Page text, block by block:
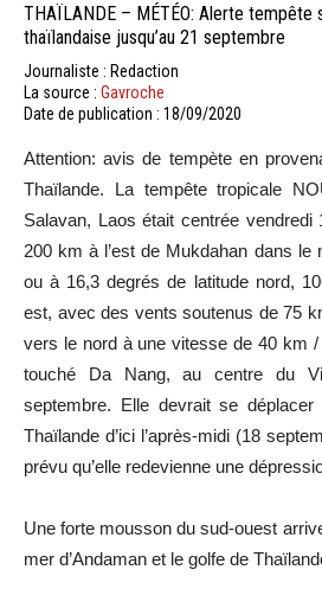
THAÏLANDE – MÉTÉO: Alerte tempête
thaïlandaise jusqu’au 21 septembre
Journaliste : Redaction
La source : Gavroche
Date de publication : 18/09/2020
Attention: avis de tempète en
Thaïlande. La tempête tropicale
Salavan, Laos était centrée
200 km à l’est de Mukdahan dans le
ou à 16,3 degrés de latitude nord,
est, avec des vents soutenus de 75
vers le nord à une vitesse de 40 km
touché Da Nang, au centre du
septembre. Elle devrait se
Thaïlande d’ici l’après-midi (18
prévu qu’elle redevienne une
Une forte mousson du sud-ouest
mer d’Andaman et le golfe de